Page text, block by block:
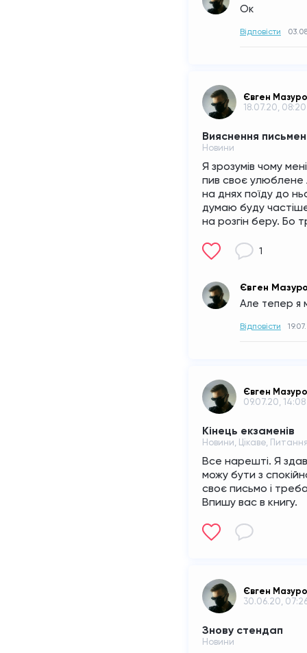
Ок
Відповісти
Євген
18.07.20, 08:20
Вияснення
Новини
Я зрозумів чому
пив своє улюблене
на днях поїду до
думаю буду
на розгін беру. Бо
1
Євген
Але тепер я
Відповісти
Євген
09.07.20, 14:08
Кінець екзаменів
Новини, Цікаве,
Все нарешті. Я
можу бути з
своє письмо і
Впишу вас в книгу.
Євген
30.06.20,
Знову стендап
Новини